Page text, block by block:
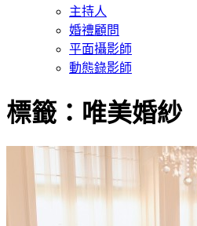
主持人
婚禮顧問
平面攝影師
動態錄影師
標籤：唯美婚紗